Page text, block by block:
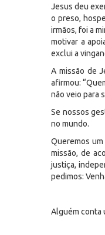
Jesus deu
o preso,
irmãos, foi a
motivar a
exclui a
A missão de
afirmou:
não veio para
Se nossos
no mundo.
Queremos
missão, de
justiça,
pedimos:
Alguém conta